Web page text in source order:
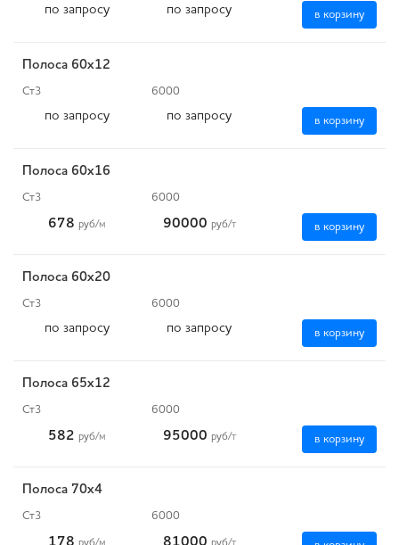
по запросу по запросу в корзину
Полоса 60x12
Ст3 6000
по запросу по запросу в корзину
Полоса 60x16
Ст3 6000
678 руб/м 90000 руб/т в корзину
Полоса 60x20
Ст3 6000
по запросу по запросу в корзину
Полоса 65x12
Ст3 6000
582 руб/м 95000 руб/т в корзину
Полоса 70x4
Ст3 6000